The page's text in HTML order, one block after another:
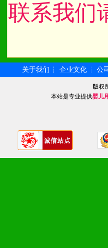
联系我们
关于我们 ┆ 企业文化 ┆ 公
版权
本站是专业提供婴儿